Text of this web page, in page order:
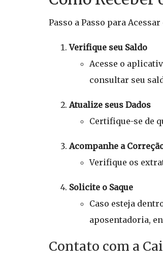
Passo a Passo para
Verifique seu Saldo
Acesse o
consultar seu
Atualize seus Dados
Certifique-se de
Acompanhe a
Verifique os
Solicite o Saque
Caso esteja
aposentadoria,
Contato com a